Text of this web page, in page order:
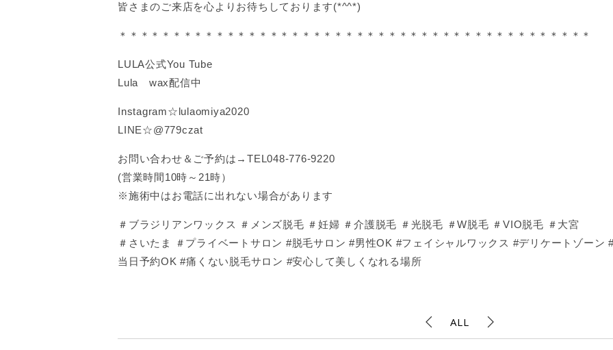
皆さまのご来店を心よりお待ちしております(*^^*)
＊＊＊＊＊＊＊＊＊＊＊＊＊＊＊＊＊＊＊＊＊＊＊＊＊＊＊＊＊＊＊＊＊＊＊＊＊＊＊＊＊＊＊＊
LULA公式You Tube
Lula wax配信中
Instagram☆lulaomiya2020
LINE☆@779czat
お問い合わせ＆ご予約は→TEL048-776-9220
(営業時間10時～21時）
※施術中はお電話に出れない場合があります
＃ブラジリアンワックス ＃メンズ脱毛 ＃妊婦 ＃介護脱毛 ＃光脱毛 ＃W脱毛 ＃VIO脱毛 ＃大宮
＃さいたま ＃プライベートサロン #脱毛サロン #男性OK #フェイシャルワックス #デリケートゾーン
当日予約OK #痛くない脱毛サロン #安心して美しくなれる場所
ALL